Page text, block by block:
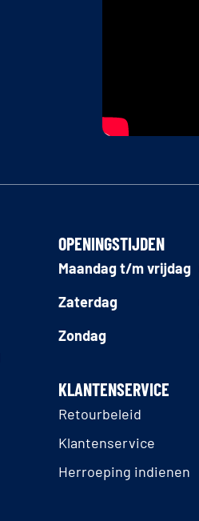
OPENINGSTIJDEN
Maandag t/m vrijdag
Zaterdag
Zondag
KLANTENSERVICE
Retourbeleid
Klantenservice
Herroeping indienen